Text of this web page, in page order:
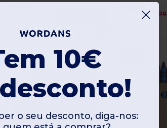
0,56
0,70
10€
o seu desconto, diga-nos: